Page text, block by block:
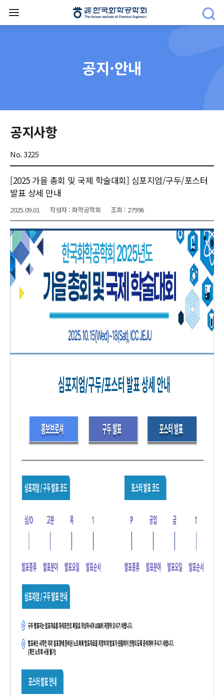
공지·안내
공지사항
No. 3225
[2025 가을 총회 및 국제 학술대회] 심포지엄/구두/포스터
발표 상세 안내
2025.09.01 작성자 : 화학공학회 조회 : 27996